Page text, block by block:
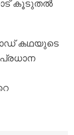
കൂടുതൽ
കഥയുടെ
പ്രധാന